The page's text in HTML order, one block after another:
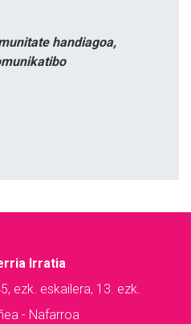
handiagoa,
Irratia
ezk. eskailera, 13. ezk.
- Nafarroa